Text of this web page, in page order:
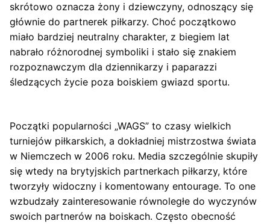
skrótowo oznacza żony i dziewczyny, odnoszący się
głównie do partnerek piłkarzy. Choć początkowo
miało bardziej neutralny charakter, z biegiem lat
nabrało różnorodnej symboliki i stało się znakiem
rozpoznawczym dla dziennikarzy i paparazzi
śledzących życie poza boiskiem gwiazd sportu.
Początki popularności „WAGS” to czasy wielkich
turniejów piłkarskich, a dokładniej mistrzostwa świata
w Niemczech w 2006 roku. Media szczególnie skupiły
się wtedy na brytyjskich partnerkach piłkarzy, które
tworzyły widoczny i komentowany entourage. To one
wzbudzały zainteresowanie równoległe do wyczynów
swoich partnerów na boiskach. Często obecność